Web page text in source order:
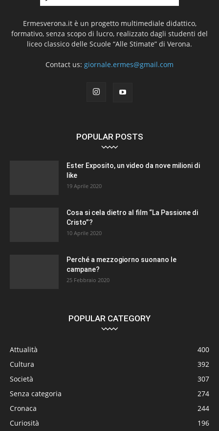
Ermesverona.it è un progetto multimediale didattico,
formativo, senza scopo di lucro, realizzato dagli studenti del
liceo classico delle Scuole “Alle Stimate” di Verona.
Contact us: giornale.ermes@gmail.com
POPULAR POSTS
Ester Exposito, un video da nove milioni di
like
19 Aprile 2020
Cosa si cela dietro al film “La Passione di
Cristo”?
10 Aprile 2020
Perché a mezzogiorno suonano le
campane?
25 Febbraio 2020
POPULAR CATEGORY
Attualità
400
Cultura
392
Società
307
Senza categoria
274
Cronaca
244
Curiosità
196